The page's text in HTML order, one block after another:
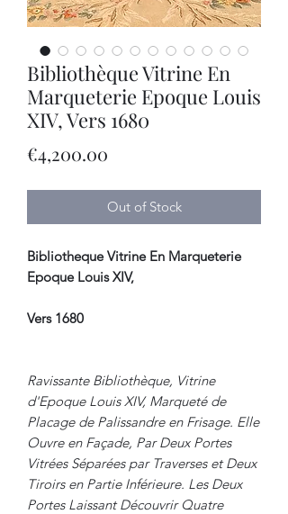
Bibliothèque Vitrine En
Marqueterie Epoque Louis
XIV, Vers 1680
€4,200.00
Out of Stock
Bibliotheque Vitrine En Marqueterie
Epoque Louis XIV,
Vers 1680
Ravissante Bibliothèque, Vitrine
d'Epoque Louis XIV, Marqueté de
Placage de Palissandre en Frisage. Elle
Ouvre en Façade, Par Deux Portes
Vitrées Séparées par Traverses et Deux
Tiroirs en Partie Inférieure. Les Deux
Portes Laissant Découvrir Quatre